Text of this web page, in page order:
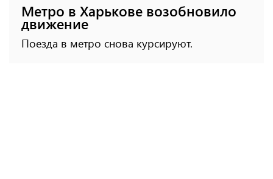
Метро в Харькове возобновило
движение
Поезда в метро снова курсируют.